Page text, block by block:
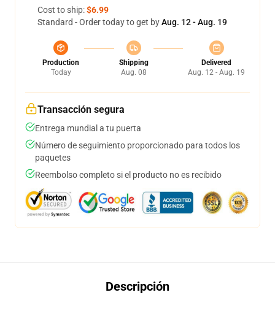
Cost to ship:$6.99
Standard - Order today to get byAug. 12 - Aug. 19
Production
Today
Shipping
Aug. 08
Delivered
Aug. 12 - Aug. 19
Transacción segura
Entrega mundial a tu puerta
Número de seguimiento proporcionado para todos los
paquetes
Reembolso completo si el producto no es recibido
Descripción